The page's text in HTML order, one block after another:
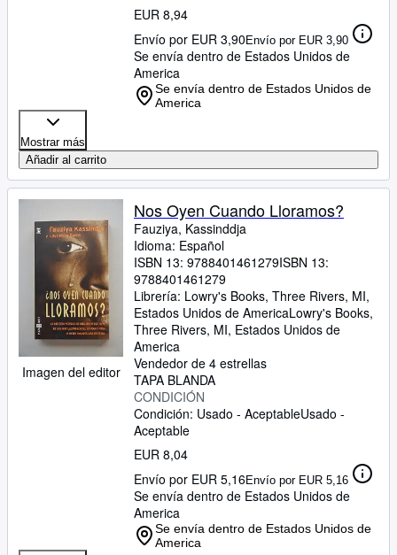
EUR 8,94
Envío por EUR 3,90Envío por EUR 3,90
Se envía dentro de Estados Unidos de
America
Se envía dentro de Estados Unidos de
America
Mostrar más
Añadir al carrito
Imagen del editor
Nos Oyen Cuando Lloramos?
Fauziya, Kassinddja
Idioma: Español
ISBN 13: 9788401461279ISBN 13:
9788401461279
Librería: Lowry's Books, Three Rivers, MI,
Estados Unidos de AmericaLowry's Books,
Three Rivers, MI, Estados Unidos de
America
Vendedor de 4 estrellas
TAPA BLANDA
CONDICIÓN
Condición: Usado - AceptableUsado -
Aceptable
EUR 8,04
Envío por EUR 5,16Envío por EUR 5,16
Se envía dentro de Estados Unidos de
America
Se envía dentro de Estados Unidos de
America